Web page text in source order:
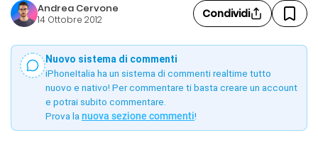
Andrea Cervone
14 Ottobre 2012 Condividi
Nuovo sistema di commenti
iPhoneItalia ha un sistema di commenti realtime tutto
nuovo e nativo! Per commentare ti basta creare un account
e potrai subito commentare.
Prova la nuova sezione commenti!